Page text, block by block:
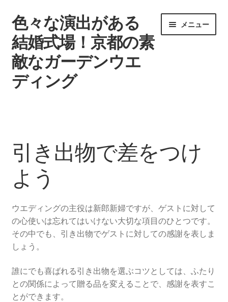
ナ
ビ
ゲ
ー
シ
ョ
ッ
プ
コ
ン
テ
ン
ツ
へ
色々な演出がある
結婚式場！京都の素
敵なガーデンウエ
ディング
メニュー
記事一覧
引き出物で差をつけよう
結婚式場
京都結婚式場
ウエディング
京都ウエディング
引き出物で差をつけ
よう
ウエディングの主役は新郎新婦ですが、ゲストに対して
の心使いは忘れてはいけない大切な項目のひとつです。
その中でも、引き出物でゲストに対しての感謝を表しま
しょう。
誰にでも喜ばれる引き出物を選ぶコツとしては、ふたり
との関係によって贈る品を変えることで、感謝を表すこ
とができます。